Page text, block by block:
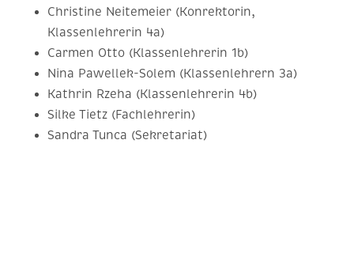
Christine Neitemeier (Konrektorin,
Klassenlehrerin 4a)
Carmen Otto (Klassenlehrerin 1b)
Nina Pawellek-Solem (Klassenlehrern 3a)
Kathrin Rzeha (Klassenlehrerin 4b)
Silke Tietz (Fachlehrerin)
Sandra Tunca (Sekretariat)